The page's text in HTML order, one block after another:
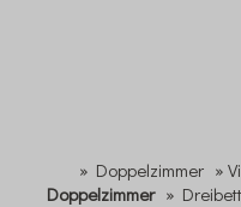
» Doppelzimmer »
Doppelzimmer »